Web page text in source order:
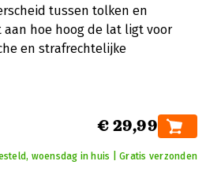
tussen tolken en
hoe hoog de lat ligt voor
en strafrechtelijke
€ 29,99
woensdag in huis | Gratis verzonden